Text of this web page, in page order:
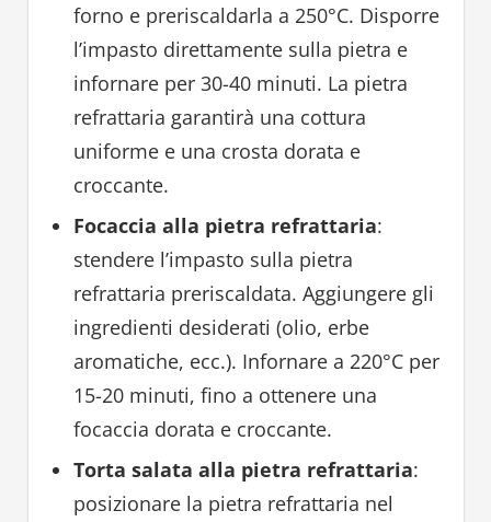
forno e preriscaldarla a 250°C. Disporre
l’impasto direttamente sulla pietra e
infornare per 30-40 minuti. La pietra
refrattaria garantirà una cottura
uniforme e una crosta dorata e
croccante.
Focaccia alla pietra refrattaria:
stendere l’impasto sulla pietra
refrattaria preriscaldata. Aggiungere gli
ingredienti desiderati (olio, erbe
aromatiche, ecc.). Infornare a 220°C per
15-20 minuti, fino a ottenere una
focaccia dorata e croccante.
Torta salata alla pietra refrattaria:
posizionare la pietra refrattaria nel